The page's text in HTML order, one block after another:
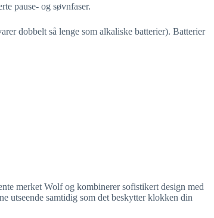
pause- og søvnfaser.
dobbelt så lenge som alkaliske batterier). Batterier
merket Wolf og kombinerer sofistikert design med
utseende samtidig som det beskytter klokken din